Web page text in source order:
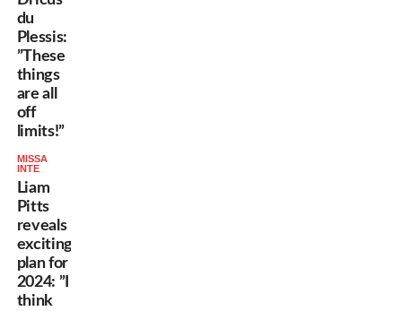
du
Plessis:
”These
things
are all
off
limits!”
MISSA
INTE
Liam
Pitts
reveals
exciting
plan for
2024: ”I
think